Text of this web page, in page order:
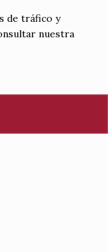
de tráfico y
nuestra